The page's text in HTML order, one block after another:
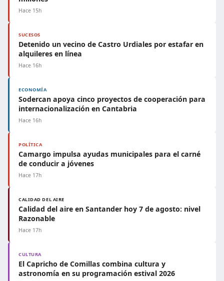
Hace 15h
SUCESOS
Detenido un vecino de Castro Urdiales por estafar en
alquileres en línea
Hace 16h
ECONOMÍA
Sodercan apoya cinco proyectos de cooperación para
internacionalización en Cantabria
Hace 16h
POLÍTICA
Camargo impulsa ayudas municipales para el carné
de conducir a jóvenes
Hace 17h
CALIDAD DEL AIRE
Calidad del aire en Santander hoy 7 de agosto: nivel
Razonable
Hace 17h
CULTURA
El Capricho de Comillas combina cultura y
astronomía en su programación estival 2026